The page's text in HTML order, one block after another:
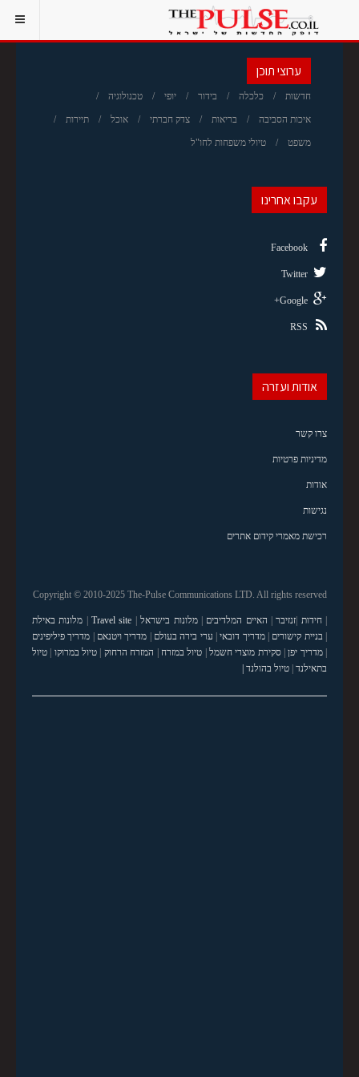
ערוצי תוכן
חדשות כלכלה בידור יופי טכנולוגיה
איכות הסביבה בריאות צדק חברתי אוכל תיירות
משפט טיולי משפחות לחו"ל
עקבו אחרינו
Facebook
Twitter
Google+
RSS
אודות ועזרה
צרו קשר
מדיניות פרטיות
אודות
נגישות
רכישת מאמרי קידום אתרים
Copyright © 2010-2025 The-Pulse Communications LTD. All rights reserved
|חידות זנזיבר| האיים המלדיבים |מלונות בישראל|
Travel site
| מלונות באילת
|בניית קישורים |מדריך דובאי| ערי בירה בעולם מדריך ויטנאם
מדריך פיליפינים
|מדריך יפן|סקירת מוצרי חשמל טיול במזרח המזרח הרחוק טיול במרוקו
טיול
בתאילנד טיול בהולנד |